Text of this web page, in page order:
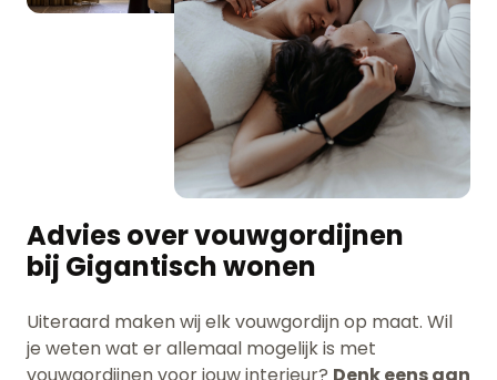
Advies over vouwgordijnen
bij Gigantisch wonen
Uiteraard maken wij elk vouwgordijn op maat. Wil
je weten wat er allemaal mogelijk is met